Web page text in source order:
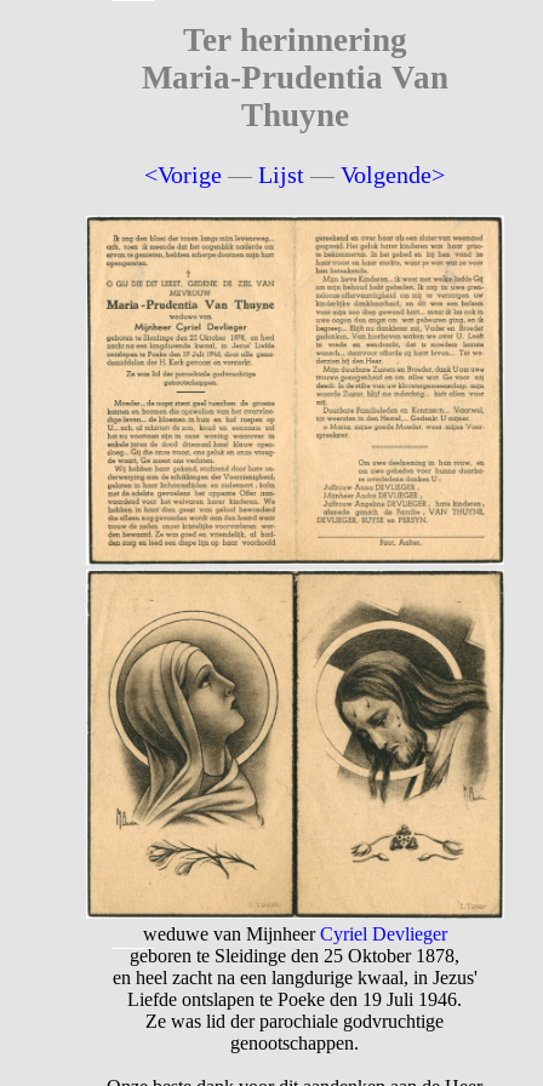
Ter herinnering
Maria-Prudentia Van
Thuyne
<Vorige —Lijst —Volgende>
weduwe van MijnheerCyriel Devlieger
geboren te Sleidinge den 25 Oktober 1878,
en heel zacht na een langdurige kwaal, in Jezus'
Liefde ontslapen te Poeke den 19 Juli 1946.
Ze was lid der parochiale godvruchtige
genootschappen.